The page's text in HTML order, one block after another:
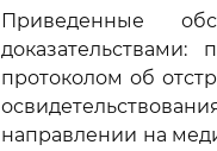
Приведенные
протоколом об
направлении на